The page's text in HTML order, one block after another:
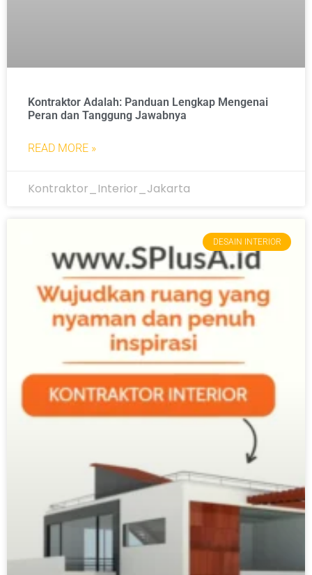
Kontraktor Adalah: Panduan Lengkap Mengenai
Peran dan Tanggung Jawabnya
READ MORE »
Kontraktor_Interior_Jakarta
DESAIN INTERIOR